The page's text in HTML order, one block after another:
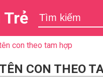
Trẻ
con theo tam hợp
CON THEO